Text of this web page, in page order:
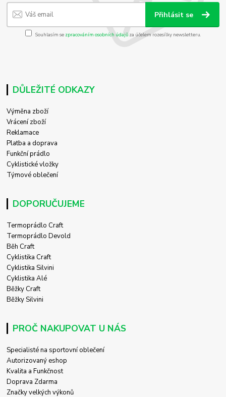
Přihlásit se
Souhlasím se zpracováním osobních údajůza účelem rozesílky newsletteru.
DŮLEŽITÉ ODKAZY
Výměna zboží
Vrácení zboží
Reklamace
Platba a doprava
Funkční prádlo
Cyklistické vložky
Týmové oblečení
DOPORUČUJEME
Termoprádlo Craft
Termoprádlo Devold
Běh Craft
Cyklistika Craft
Cyklistika Silvini
Cyklistika Alé
Běžky Craft
Běžky Silvini
PROČ NAKUPOVAT U NÁS
Specialisté na sportovní oblečení
Autorizovaný eshop
Kvalita a Funkčnost
Doprava Zdarma
Značky velkých výkonů